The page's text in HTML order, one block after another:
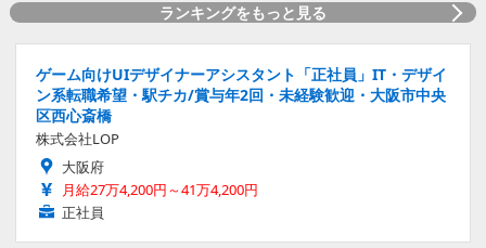
ランキングをもっと見る
ゲーム向けUIデザイナーアシスタント「正社員」IT・デザイ
ン系転職希望・駅チカ/賞与年2回・未経験歓迎・大阪市中央
区西心斎橋
株式会社LOP
大阪府
月給27万4,200円～41万4,200円
正社員